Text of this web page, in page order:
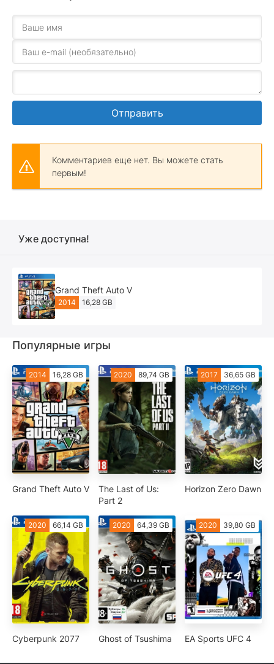
Отправить
Комментариев еще нет. Вы можете стать
первым!
Уже доступна!
Grand Theft Auto V
2014 16,28 GB
Популярные игры
2014 16,28 GB
Grand Theft Auto V
2020 89,74 GB
The Last of Us:
Part 2
2017 36,65 GB
Horizon Zero Dawn
2020 66,14 GB
Cyberpunk 2077
2020 64,39 GB
Ghost of Tsushima
2020 39,80 GB
EA Sports UFC 4